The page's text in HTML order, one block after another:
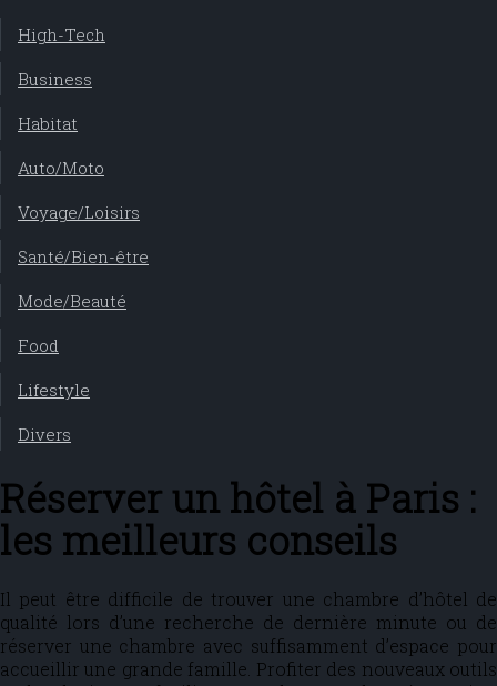
High-Tech
Business
Habitat
Auto/Moto
Voyage/Loisirs
Santé/Bien-être
Mode/Beauté
Food
Lifestyle
Divers
Réserver un hôtel à Paris :
les meilleurs conseils
Il peut être difficile de trouver une chambre d’hôtel de
qualité lors d’une recherche de dernière minute ou de
réserver une chambre avec suffisamment d’espace pour
accueillir une grande famille. Profiter des nouveaux outils